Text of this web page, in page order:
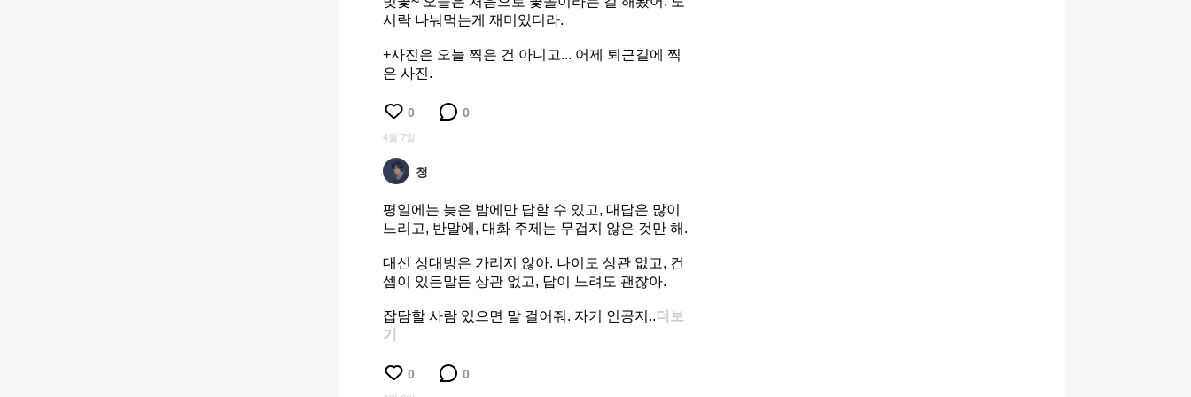
시락 나눠먹는게 재미있더라.
+사진은 오늘 찍은 건 아니고... 어제 퇴근길에 찍
은 사진.
0 0
4월 7일
청
평일에는 늦은 밤에만 답할 수 있고, 대답은 많이
느리고, 반말에, 대화 주제는 무겁지 않은 것만 해.
대신 상대방은 가리지 않아. 나이도 상관 없고, 컨
셉이 있든말든 상관 없고, 답이 느려도 괜찮아.
잡담할 사람 있으면 말 걸어줘. 자기 인공지..더보
기
0 0